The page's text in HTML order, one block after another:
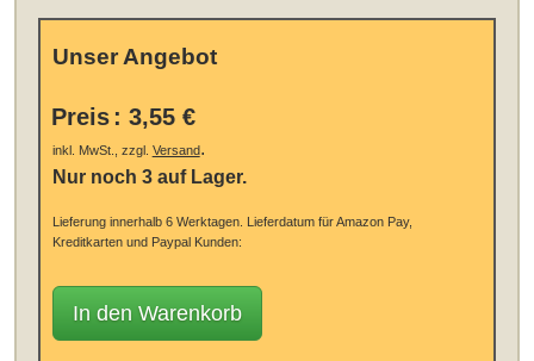
Unser Angebot
Preis : 3,55 €
inkl. MwSt., zzgl. Versand.
Nur noch 3 auf Lager.
Lieferung innerhalb 6 Werktagen. Lieferdatum für Amazon Pay,
Kreditkarten und Paypal Kunden:
In den Warenkorb